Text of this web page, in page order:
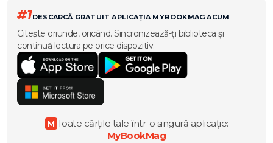
#1DESCARCĂ GRATUIT APLICAȚIA MYBOOKMAG ACUM
Citește oriunde, oricând. Sincronizează-ți biblioteca și
continuă lectura pe orice dispozitiv.
M Toate cărțile tale într-o singură aplicație:
MyBookMag